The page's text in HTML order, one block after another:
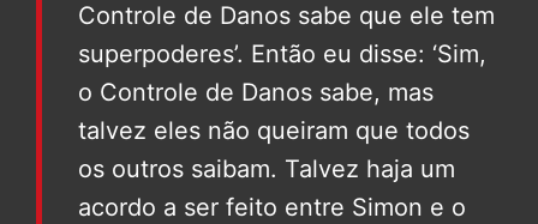
Controle de Danos sabe que ele tem
superpoderes’. Então eu disse: ‘Sim,
o Controle de Danos sabe, mas
talvez eles não queiram que todos
os outros saibam. Talvez haja um
acordo a ser feito entre Simon e o